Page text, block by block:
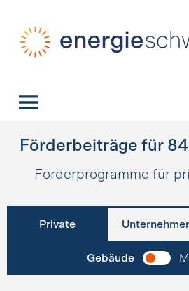
Förderbeiträge für
Förderprogramme für
Private
Gebäude